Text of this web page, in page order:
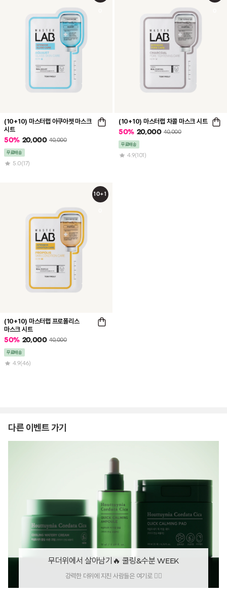
(10+10) 마스터랩 아쿠아젯 마스크
시트
50% 20,000 40,000
무료배송
5.0 (17)
(10+10) 마스터랩 차콜 마스크 시트
50% 20,000 40,000
무료배송
4.9(101)
10+1
(10+10) 마스터랩 프로폴리스
마스크 시트
50% 20,000 40,000
무료배송
4.9(46)
다른 이벤트 가기
무더위에서 살아남기🔥 쿨링&수분 WEEK
강력한 더위에 지친 사람들은 여기로 🙋‍♀️